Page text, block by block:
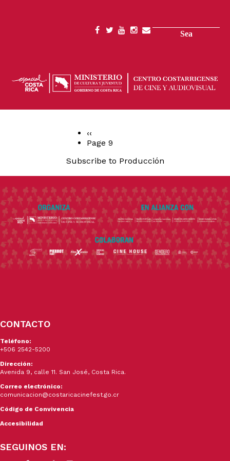
SOCIAL
PAGINATION
Previous
page
‹‹
Page 9
Subscribe to Producción
CONTACTO
Teléfono:
+506 2542-5200
Dirección:
Avenida 9, calle 11. San José, Costa Rica.
Correo electrónico:
comunicacion@costaricacinefest.go.cr
Código de Convivencia
Accesibilidad
SEGUINOS EN: